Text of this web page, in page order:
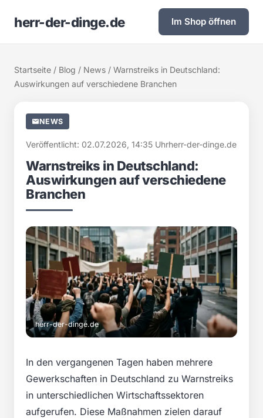
herr-der-dinge.de Im Shop öffnen
Startseite / Blog / News / Warnstreiks in Deutschland:
Auswirkungen auf verschiedene Branchen
NEWS
Veröffentlicht: 02.07.2026, 14:35 Uhrherr-der-dinge.de
Warnstreiks in Deutschland:
Auswirkungen auf verschiedene
Branchen
herr-der-dinge.de
In den vergangenen Tagen haben mehrere
Gewerkschaften in Deutschland zu Warnstreiks
in unterschiedlichen Wirtschaftssektoren
aufgerufen. Diese Maßnahmen zielen darauf